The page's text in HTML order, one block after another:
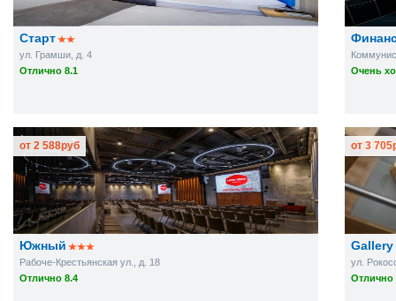
Старт
ул. Грамши, д. 4
Отлично 8.1
Очень
Южный
Рабоче-Крестьянская ул., д. 18
Отлично 8.4
от 2 588руб
Gallery
ул.
Отлично
от 3 705